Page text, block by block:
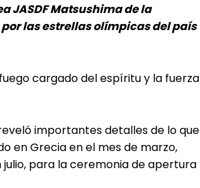
JASDF Matsushima de la
las estrellas olímpicas del país
cargado del espíritu y la fuerza
importantes detalles de lo que
en Grecia en el mes de marzo,
julio, para la ceremonia de apertura